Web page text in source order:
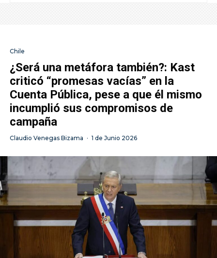
Chile
¿Será una metáfora también?: Kast
criticó “promesas vacías” en la
Cuenta Pública, pese a que él mismo
incumplió sus compromisos de
campaña
Claudio Venegas Bizama · 1 de Junio 2026